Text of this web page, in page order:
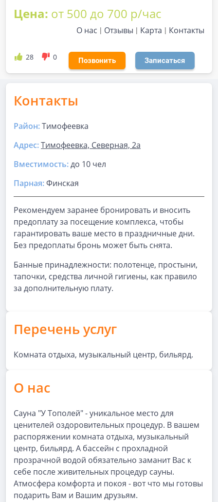
Цена: от 500 до 700 р/час
О нас Отзывы Карта Контакты
28 0 Позвонить Записаться
Контакты
Район:Тимофеевка
Адрес:Тимофеевка, Северная, 2а
Вместимость:до 10 чел
Парная:Финская
Рекомендуем заранее бронировать и вносить
предоплату за посещение комплекса, чтобы
гарантировать ваше место в праздничные дни.
Без предоплаты бронь может быть снята.
Банные принадлежности: полотенце, простыни,
тапочки, средства личной гигиены, как правило
за дополнительную плату.
Перечень услуг
Комната отдыха, музыкальный центр, бильярд.
О нас
Сауна "У Тополей" - уникальное место для
ценителей оздоровительных процедур. В вашем
распоряжении комната отдыха, музыкальный
центр, бильярд. А бассейн с прохладной
прозрачной водой обязательно заманит Вас к
себе после живительных процедур сауны.
Атмосфера комфорта и покоя - вот что мы готовы
подарить Вам и Вашим друзьям.